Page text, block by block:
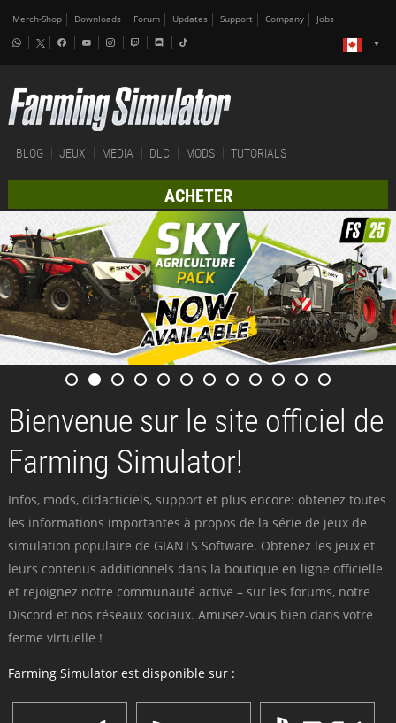
Merch-Shop Downloads Forum Updates Support Company Jobs
BLOG JEUX MEDIA DLC MODS TUTORIALS
ACHETER
Bienvenue sur le site officiel de
Farming Simulator!
Infos, mods, didacticiels, support et plus encore: obtenez toutes
les informations importantes à propos de la série de jeux de
simulation populaire de GIANTS Software. Obtenez les jeux et
leurs contenus additionnels dans la boutique en ligne officielle
et rejoignez notre communauté active – sur les forums, notre
Discord et nos réseaux sociaux. Amusez-vous bien dans votre
ferme virtuelle !
Farming Simulator est disponible sur :